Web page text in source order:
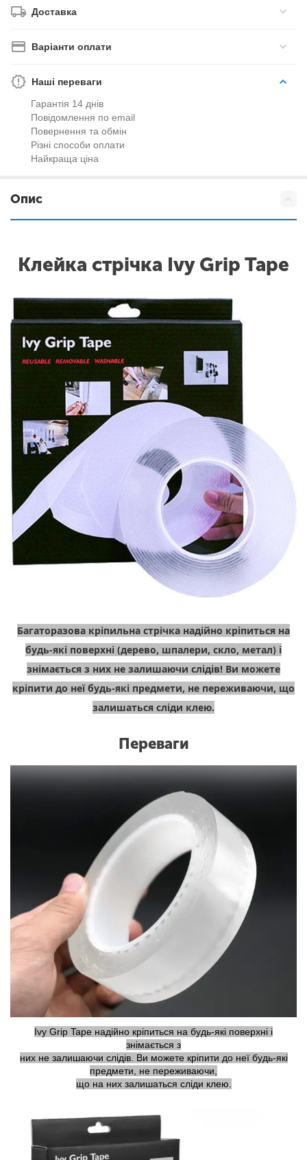
Доставка
Варіанти оплати
Наші переваги
Гарантія 14 днів
Повідомлення по email
Повернення та обмін
Різні способи оплати
Найкраща ціна
Опис
Клейка стрічка Ivy Grip Tape
Багаторазова кріпильна стрічка надійно кріпиться на
будь-які поверхні (дерево, шпалери, скло, метал) і
знімається з них не залишаючи слідів! Ви можете
кріпити до неї будь-які предмети, не переживаючи, що
залишаться сліди клею.
Переваги
Ivy Grip Tape надійно кріпиться на будь-які поверхні і
знімається з
них не залишаючи слідів. Ви можете кріпити до неї будь-які
предмети, не переживаючи,
що на них залишаться сліди клею.